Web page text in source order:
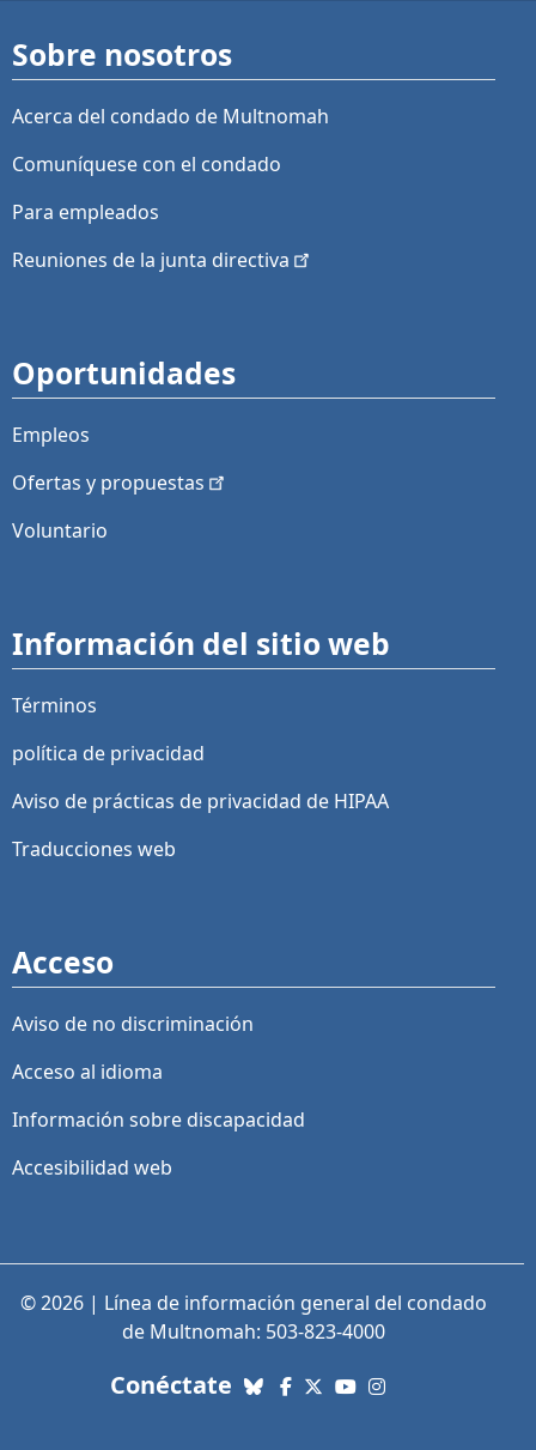
Sobre nosotros
Acerca del condado de Multnomah
Comuníquese con el condado
Para empleados
Reuniones de la junta directiva
Oportunidades
Empleos
Ofertas y propuestas
Voluntario
Información del sitio web
Términos
política de privacidad
Aviso de prácticas de privacidad de HIPAA
Traducciones web
Acceso
Aviso de no discriminación
Acceso al idioma
Información sobre discapacidad
Accesibilidad web
© 2026 | Línea de información general del condado
de Multnomah: 503-823-4000
Conéctate con nosotros. Enlaces a
Bluesky
Facebook
X (Twitter)
YouTube
Instagram